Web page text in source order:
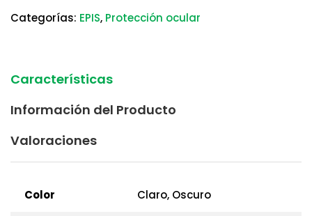
Categorías: EPIS, Protección ocular
Características
Información del Producto
Valoraciones
Color Claro, Oscuro